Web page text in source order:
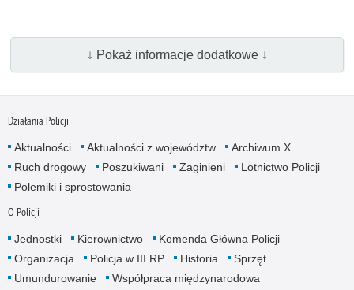
↓ Pokaż informacje dodatkowe ↓
Działania Policji
Aktualności Aktualności z województw
Archiwum X
Ruch drogowy
Poszukiwani Zaginieni
Lotnictwo Policji
Polemiki i sprostowania
O Policji
Jednostki Kierownictwo
Komenda Główna Policji
Organizacja
Policja w III RP Historia
Sprzęt
Umundurowanie
Współpraca międzynarodowa